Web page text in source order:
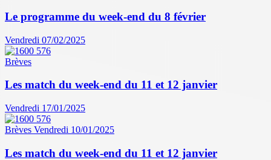
Le programme du week-end du 8 février
Vendredi 07/02/2025
Brèves
Les match du week-end du 11 et 12 janvier
Vendredi 17/01/2025
Brèves Vendredi 10/01/2025
Les match du week-end du 11 et 12 janvier